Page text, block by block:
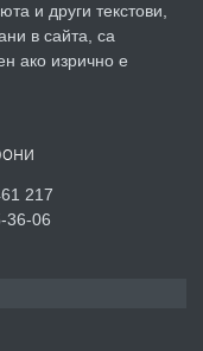
преди 1 година
и други текстови,
в сайта, са
ако изрично е
217
36-06